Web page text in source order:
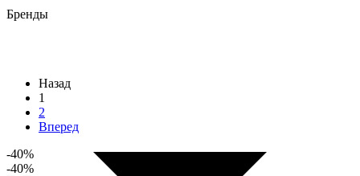
Бренды
Назад
1
2
Вперед
-40%
-40%